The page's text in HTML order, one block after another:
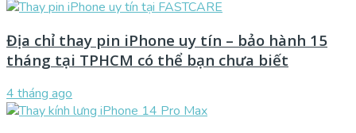
Địa chỉ thay pin iPhone uy tín – bảo hành 15
tháng tại TPHCM có thể bạn chưa biết
4 tháng ago